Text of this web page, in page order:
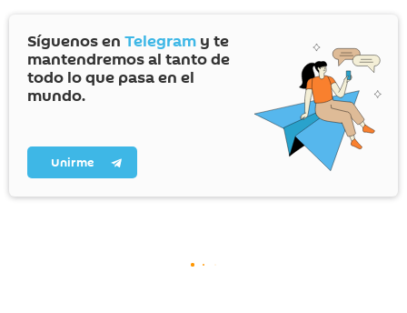
Síguenos en Telegram y te
mantendremos al tanto de
todo lo que pasa en el
mundo.
Unirme